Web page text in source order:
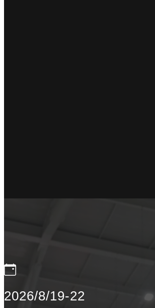
2026/8/19-22